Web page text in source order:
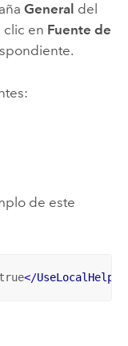
General del
clic en Fuente de
de este
</UseLocalHelp